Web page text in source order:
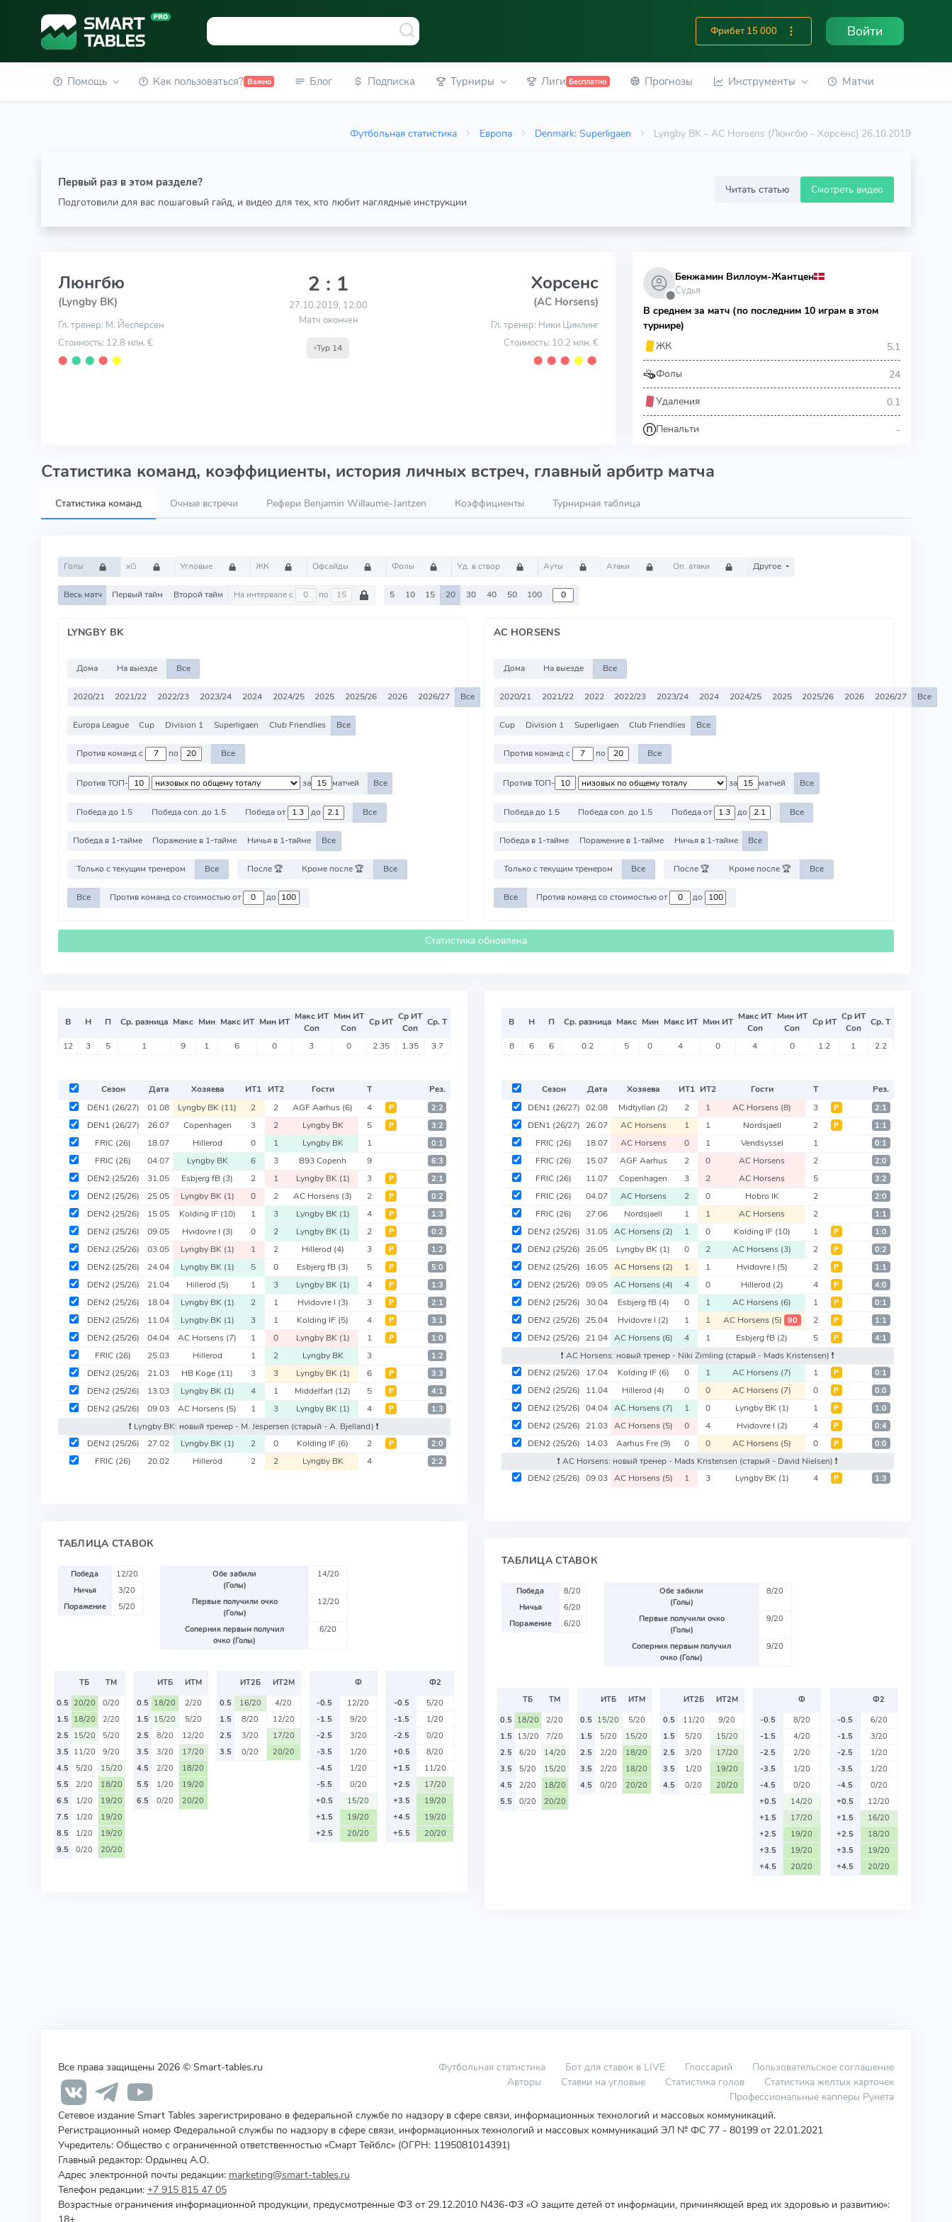
Фрибет 15 000 Войти
Помощь Как пользоваться? Важно Блог Подписка Турниры Лиги Бесплатно Прогнозы Инструменты Матчи
Футбольная статистика Европа Denmark: Superligaen Lyngby BK - AC Horsens (Люнгбю - Хорсенс) 26.10.2019
Первый раз в этом разделе?
Подготовили для вас пошаговый гайд, и видео для тех, кто любит наглядные инструкции
Читать статью Смотреть видео
Люнгбю
(Lyngby BK)
Гл. тренер: М. Йесперсен
Стоимость: 12.8 млн. €
⬤ ⬤ ⬤ ⬤ ⬤
2 : 1
27.10.2019, 12:00
Матч окончен
Тур 14
Хорсенс
(AC Horsens)
Гл. тренер: Ники Цимлинг
Стоимость: 10.2 млн. €
⬤ ⬤ ⬤ ⬤ ⬤
⬤
Бенжамин Виллоум-Жантцен
Судья
В среднем за матч (по последним 10 играм в этом
турнире)
ЖК
5.1
Фолы 24
Удаления 0.1
Пенальти -
Статистика команд, коэффициенты, история личных встреч, главный арбитр матча
Статистика команд Очные встречи Рефери Benjamin Willaume-Jantzen Коэффициенты Турнирная таблица
Голы xG Угловые ЖК Офсайды Фолы Уд. в створ Ауты Атаки Оп. атаки Другое
Весь матч Первый тайм Второй тайм На интервале с по 5 10 15 20 30 40 50 100
LYNGBY BK
Дома На выезде Все
2020/21 2021/22 2022/23 2023/24 2024 2024/25 2025 2025/26 2026 2026/27 Все
Europa League Cup Division 1 Superligaen Club Friendlies Все
Против команд с по Все
Против ТОП- за матчей Все
Победа до 1.5 Победа соп. до 1.5 Победа от до Все
Победа в 1-тайме Поражение в 1-тайме Ничья в 1-тайме Все
Только с текущим тренером Все После 🏆 Кроме после 🏆 Все
Все Против команд со стоимостью от до
AC HORSENS
Дома На выезде Все
2020/21 2021/22 2022 2022/23 2023/24 2024 2024/25 2025 2025/26 2026 2026/27 Все
Cup Division 1 Superligaen Club Friendlies Все
Против команд с по Все
Против ТОП- за матчей Все
Победа до 1.5 Победа соп. до 1.5 Победа от до Все
Победа в 1-тайме Поражение в 1-тайме Ничья в 1-тайме Все
Только с текущим тренером Все После 🏆 Кроме после 🏆 Все
Все Против команд со стоимостью от до
Статистика обновлена
В Н П Ср. разница Макс Мин Макс ИТ Мин ИТ Макс ИТ
Соп
Мин ИТ
Соп
Ср ИТ Ср ИТ
Соп
Ср. Т
12 3 5 1 9 1 6 0 3 0 2.35 1.35 3.7
Сезон Дата Хозяева ИТ1 ИТ2 Гости Т
Рез.
DEN1 (26/27) 01.08 Lyngby BK (11) 2 2 AGF Aarhus (6) 4 Р 2:2
DEN1 (26/27) 26.07 Copenhagen 3 2 Lyngby BK 5 Р 3:2
FRIC (26) 18.07 Hillerod 0 1 Lyngby BK 1 0:1
FRIC (26) 04.07 Lyngby BK 6 3 B93 Copenh 9 6:3
DEN2 (25/26) 31.05 Esbjerg fB (3) 2 1 Lyngby BK (1) 3 Р 2:1
DEN2 (25/26) 25.05 Lyngby BK (1) 0 2 AC Horsens (3) 2 Р 0:2
DEN2 (25/26) 15.05 Kolding IF (10) 1 3 Lyngby BK (1) 4 Р 1:3
DEN2 (25/26) 09.05 Hvidovre I (3) 0 2 Lyngby BK (1) 2 Р 0:2
DEN2 (25/26) 03.05 Lyngby BK (1) 1 2 Hillerod (4) 3 Р 1:2
DEN2 (25/26) 24.04 Lyngby BK (1) 5 0 Esbjerg fB (3) 5 Р 5:0
DEN2 (25/26) 21.04 Hillerod (5) 1 3 Lyngby BK (1) 4 Р 1:3
DEN2 (25/26) 18.04 Lyngby BK (1) 2 1 Hvidovre I (3) 3 Р 2:1
DEN2 (25/26) 11.04 Lyngby BK (1) 3 1 Kolding IF (5) 4 Р 3:1
DEN2 (25/26) 04.04 AC Horsens (7) 1 0 Lyngby BK (1) 1 Р 1:0
FRIC (26) 25.03 Hillerod 1 2 Lyngby BK 3 1:2
DEN2 (25/26) 21.03 HB Koge (11) 3 3 Lyngby BK (1) 6 Р 3:3
DEN2 (25/26) 13.03 Lyngby BK (1) 4 1 Middelfart (12) 5 Р 4:1
DEN2 (25/26) 09.03 AC Horsens (5) 1 3 Lyngby BK (1) 4 Р 1:3
❗️ Lyngby BK: новый тренер - M. Jespersen (старый - A. Bjelland) ❗️
DEN2 (25/26) 27.02 Lyngby BK (1) 2 0 Kolding IF (6) 2 Р 2:0
FRIC (26) 20.02 Hillerod 2 2 Lyngby BK 4 2:2
ТАБЛИЦА СТАВОК
Победа
12/20
Ничья
3/20
Поражение
5/20
Обе забили
(Голы)
14/20
Первые получили очко
(Голы)
12/20
Соперник первым получил
очко (Голы)
6/20
ТБ
ТМ
0.5 20/20
0/20
1.5 18/20
2/20
2.5 15/20
5/20
3.5 11/20
9/20
4.5
5/20
15/20
5.5
2/20
18/20
6.5
1/20
19/20
7.5
1/20
19/20
8.5
1/20
19/20
9.5
0/20 20/20
ИТБ
ИТМ
0.5 18/20
2/20
1.5 15/20
5/20
2.5
8/20
12/20
3.5
3/20
17/20
4.5
2/20
18/20
5.5
1/20
19/20
6.5
0/20 20/20
ИТ2Б
ИТ2М
0.5
16/20
4/20
1.5
8/20
12/20
2.5
3/20
17/20
3.5
0/20 20/20
Ф
-0.5
12/20
-1.5
9/20
-2.5
3/20
-3.5
1/20
-4.5
1/20
-5.5
0/20
+0.5
15/20
+1.5
19/20
+2.5
20/20
Ф2
-0.5
5/20
-1.5
1/20
-2.5
0/20
+0.5
8/20
+1.5
11/20
+2.5
17/20
+3.5
19/20
+4.5
19/20
+5.5
20/20
В Н П Ср. разница Макс Мин Макс ИТ Мин ИТ Макс ИТ
Соп
Мин ИТ
Соп
Ср ИТ Ср ИТ
Соп
Ср. Т
8 6 6 0.2 5 0 4 0 4 0 1.2 1 2.2
Сезон Дата Хозяева ИТ1 ИТ2 Гости Т
Рез.
DEN1 (26/27) 02.08 Midtjyllan (2) 2 1 AC Horsens (8) 3 Р 2:1
DEN1 (26/27) 26.07 AC Horsens 1 1 Nordsjaell 2 Р 1:1
FRIC (26) 18.07 AC Horsens 0 1 Vendsyssel 1 0:1
FRIC (26) 15.07 AGF Aarhus 2 0 AC Horsens 2 2:0
FRIC (26) 11.07 Copenhagen 3 2 AC Horsens 5 3:2
FRIC (26) 04.07 AC Horsens 2 0 Hobro IK 2 2:0
FRIC (26) 27.06 Nordsjaell 1 1 AC Horsens 2 1:1
DEN2 (25/26) 31.05 AC Horsens (2) 1 0 Kolding IF (10) 1 Р 1:0
DEN2 (25/26) 25.05 Lyngby BK (1) 0 2 AC Horsens (3) 2 Р 0:2
DEN2 (25/26) 16.05 AC Horsens (2) 1 1 Hvidovre I (5) 2 Р 1:1
DEN2 (25/26) 09.05 AC Horsens (4) 4 0 Hillerod (2) 4 Р 4:0
DEN2 (25/26) 30.04 Esbjerg fB (4) 0 1 AC Horsens (6) 1 Р 0:1
DEN2 (25/26) 25.04 Hvidovre I (2) 1 1 AC Horsens (5) 90 2 Р 1:1
DEN2 (25/26) 21.04 AC Horsens (6) 4 1 Esbjerg fB (2) 5 Р 4:1
❗️ AC Horsens: новый тренер - Niki Zimling (старый - Mads Kristensen) ❗️
DEN2 (25/26) 17.04 Kolding IF (6) 0 1 AC Horsens (7) 1 Р 0:1
DEN2 (25/26) 11.04 Hillerod (4) 0 0 AC Horsens (7) 0 Р 0:0
DEN2 (25/26) 04.04 AC Horsens (7) 1 0 Lyngby BK (1) 1 Р 1:0
DEN2 (25/26) 21.03 AC Horsens (5) 0 4 Hvidovre I (2) 4 Р 0:4
DEN2 (25/26) 14.03 Aarhus Fre (9) 0 0 AC Horsens (5) 0 Р 0:0
❗️ AC Horsens: новый тренер - Mads Kristensen (старый - David Nielsen) ❗️
DEN2 (25/26) 09.03 AC Horsens (5) 1 3 Lyngby BK (1) 4 Р 1:3
ТАБЛИЦА СТАВОК
Победа
8/20
Ничья
6/20
Поражение
6/20
Обе забили
(Голы)
8/20
Первые получили очко
(Голы)
9/20
Соперник первым получил
очко (Голы)
9/20
ТБ
ТМ
0.5 18/20
2/20
1.5 13/20
7/20
2.5
6/20
14/20
3.5
5/20
15/20
4.5
2/20
18/20
5.5
0/20 20/20
ИТБ
ИТМ
0.5 15/20
5/20
1.5
5/20
15/20
2.5
2/20
18/20
3.5
2/20
18/20
4.5
0/20 20/20
ИТ2Б
ИТ2М
0.5
11/20
9/20
1.5
5/20
15/20
2.5
3/20
17/20
3.5
1/20
19/20
4.5
0/20 20/20
Ф
-0.5
8/20
-1.5
4/20
-2.5
2/20
-3.5
1/20
-4.5
0/20
+0.5
14/20
+1.5
17/20
+2.5
19/20
+3.5
19/20
+4.5
20/20
Ф2
-0.5
6/20
-1.5
3/20
-2.5
1/20
-3.5
1/20
-4.5
0/20
+0.5
12/20
+1.5
16/20
+2.5
18/20
+3.5
19/20
+4.5
20/20
Все права защищены 2026 © Smart-tables.ru Футбольная статистика Бот для ставок в LIVE Глоссарий
Пользовательское соглашение
Авторы
Ставки на угловые Статистика голов
Статистика желтых карточек
Профессиональные капперы Рунета
Сетевое издание Smart Tables зарегистрировано в федеральной службе по надзору в сфере связи, информационных технологий и массовых коммуникаций.
Регистрационный номер Федеральной службы по надзору в сфере связи, информационных технологий и массовых коммуникаций ЭЛ № ФС 77 - 80199 от 22.01.2021
Учредитель: Общество с ограниченной ответственностью «Смарт Тейблс» (ОГРН: 1195081014391)
Главный редактор: Ордынец А.О.
Адрес электронной почты редакции: marketing@smart-tables.ru
Телефон редакции: +7 915 815 47 05
Возрастные ограничения информационной продукции, предусмотренные ФЗ от 29.12.2010 N436-ФЗ «О защите детей от информации, причиняющей вред их здоровью и развитию»:
18+